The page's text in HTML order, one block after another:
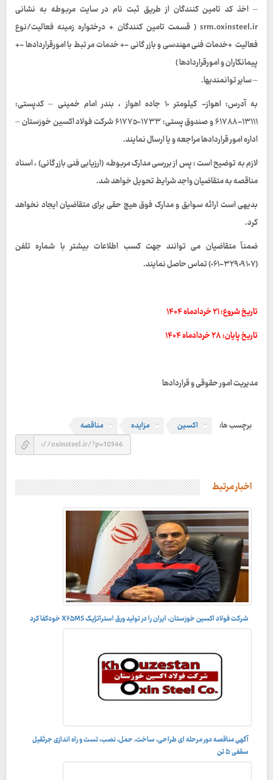
– اخذ کد تامین کنندگان از طریق ثبت نام در سایت مربوطه به نشانى
srm.oxinsteel.ir ( قسمت تامين كنندگان + درختواره زمینه فعالیت/نوع
فعالیت +خدمات فنی مهندسی و بازر گانی -+ خدمات مر تبط با امورقراردادها -+
پيمانكاران و امورقراردادها )
– سایر توانمنديها.
به آدرس: اهواز- کیلومتر ١٠ جاده اهواز ، بندر امام خمینی – کدپستی:
١٣١١١-۶١٧٨٨ و صندوق پستى: ١٧٣٣-۶١٧٧٥ شرکت فولاد اکسین خوزستان –
اداره امور قراردادها مراجعه و یا ارسال نمایند.
لازم به توضیح است : پس از بررسی مدارک مربوطە (ارزیابی فنی بازر گانی) ، اسناد
مناقصه به متقاضیان واجد شرایط تحویل خواهد شد.
بدیھی است ارائه سوابق و مدارک فوق هیچ حقی برای متقاضیان ایجاد نخواهد
کرد.
ضمناً متقاضیان می توانند جهت کسب اطلاعات بیشتر با شماره تلفن
(٣٢٩٠٩١٠٧-٠۶١) تماس حاصل نمایند.
تاریخ شروع: ۲۱ خردادماه ۱۴۰۴
تاریخ پایان: ۲۸ خردادماه ۱۴۰۴
مدیریت امور حقوقی و قراردادها
برچسب ها: اکسین مزایده مناقصه
اخبار مرتبط
شرکت فولاد اکسین خوزستان، ایران را در تولید ورق استراتژیک X۶۵MS خودکفا کرد
آگهی مناقصه دور مرحله ای طراحی، ساخت، حمل، نصب، تست و راه اندازى جرثقيل
سقفى ۵ تن